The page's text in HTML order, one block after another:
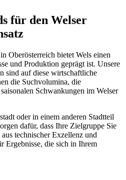
für den Welser
Oberösterreich bietet Wels einen
und Produktion geprägt ist. Unsere
sind auf diese wirtschaftliche
die Suchvolumina, die
Schwankungen im Welser
oder in einem anderen Stadtteil
dafür, dass Ihre Zielgruppe Sie
technischer Exzellenz und
die sich in Ihrem